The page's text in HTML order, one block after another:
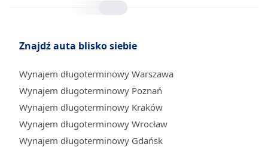
Znajdź auta blisko siebie
Wynajem długoterminowy Warszawa
Wynajem długoterminowy Poznań
Wynajem długoterminowy Kraków
Wynajem długoterminowy Wrocław
Wynajem długoterminowy Gdańsk